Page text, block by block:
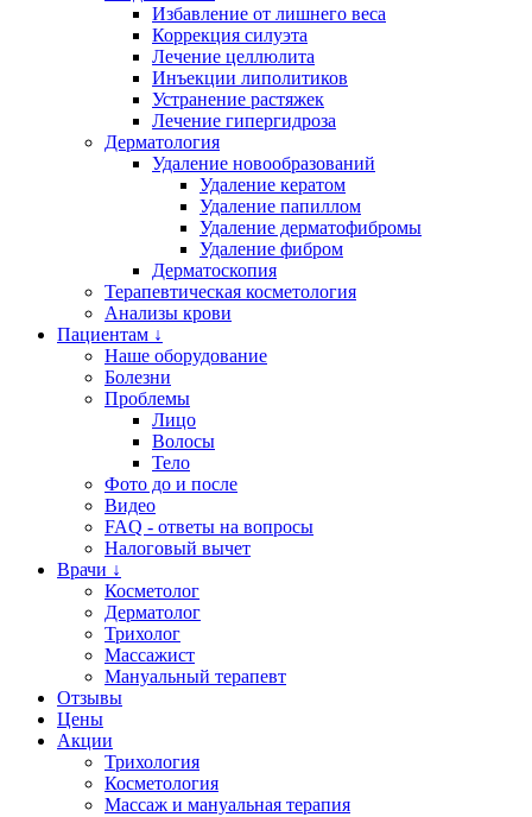
Избавление от лишнего веса
Коррекция силуэта
Лечение целлюлита
Инъекции липолитиков
Устранение растяжек
Лечение гипергидроза
Дерматология
Удаление новообразований
Удаление кератом
Удаление папиллом
Удаление дерматофибромы
Удаление фибром
Дерматоскопия
Терапевтическая косметология
Анализы крови
Пациентам ↓
Наше оборудование
Болезни
Проблемы
Лицо
Волосы
Тело
Фото до и после
Видео
FAQ - ответы на вопросы
Налоговый вычет
Врачи ↓
Косметолог
Дерматолог
Трихолог
Массажист
Мануальный терапевт
Отзывы
Цены
Акции
Трихология
Косметология
Массаж и мануальная терапия